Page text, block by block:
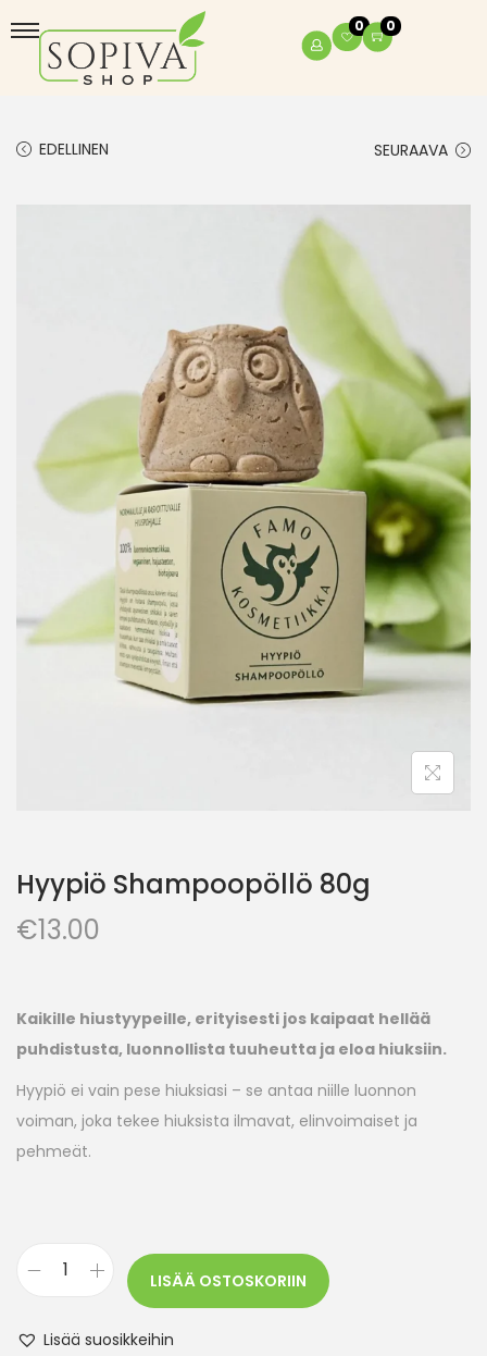
0 0
EDELLINEN SEURAAVA
Hyypiö Shampoopöllö 80g
€13.00
Kaikille hiustyypeille, erityisesti jos kaipaat hellää
puhdistusta, luonnollista tuuheutta ja eloa hiuksiin.
Hyypiö ei vain pese hiuksiasi – se antaa niille luonnon
voiman, joka tekee hiuksista ilmavat, elinvoimaiset ja
pehmeät.
LISÄÄ OSTOSKORIIN
Lisää suosikkeihin